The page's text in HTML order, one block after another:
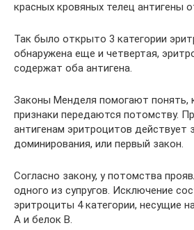
красных кровяных телец антигены
Так было открыто 3 категории
обнаружена еще и четвертая,
содержат оба антигена.
Законы Менделя помогают понять,
признаки передаются потомству.
антигенам эритроцитов действует
доминирования, или первый закон.
Согласно закону, у потомства
одного из супругов. Исключение
эритроциты 4 категории, несущие
A и белок B.